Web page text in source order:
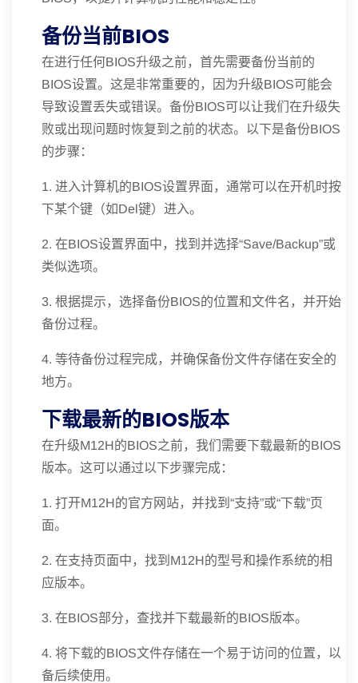
备份当前BIOS
在进行任何BIOS升级之前，首先需要备份当前的
BIOS设置。这是非常重要的，因为升级BIOS可能会
导致设置丢失或错误。备份BIOS可以让我们在升级失
败或出现问题时恢复到之前的状态。以下是备份BIOS
的步骤：
1. 进入计算机的BIOS设置界面，通常可以在开机时按
下某个键（如Del键）进入。
2. 在BIOS设置界面中，找到并选择“Save/Backup”或
类似选项。
3. 根据提示，选择备份BIOS的位置和文件名，并开始
备份过程。
4. 等待备份过程完成，并确保备份文件存储在安全的
地方。
下载最新的BIOS版本
在升级M12H的BIOS之前，我们需要下载最新的BIOS
版本。这可以通过以下步骤完成：
1. 打开M12H的官方网站，并找到“支持”或“下载”页
面。
2. 在支持页面中，找到M12H的型号和操作系统的相
应版本。
3. 在BIOS部分，查找并下载最新的BIOS版本。
4. 将下载的BIOS文件存储在一个易于访问的位置，以
备后续使用。